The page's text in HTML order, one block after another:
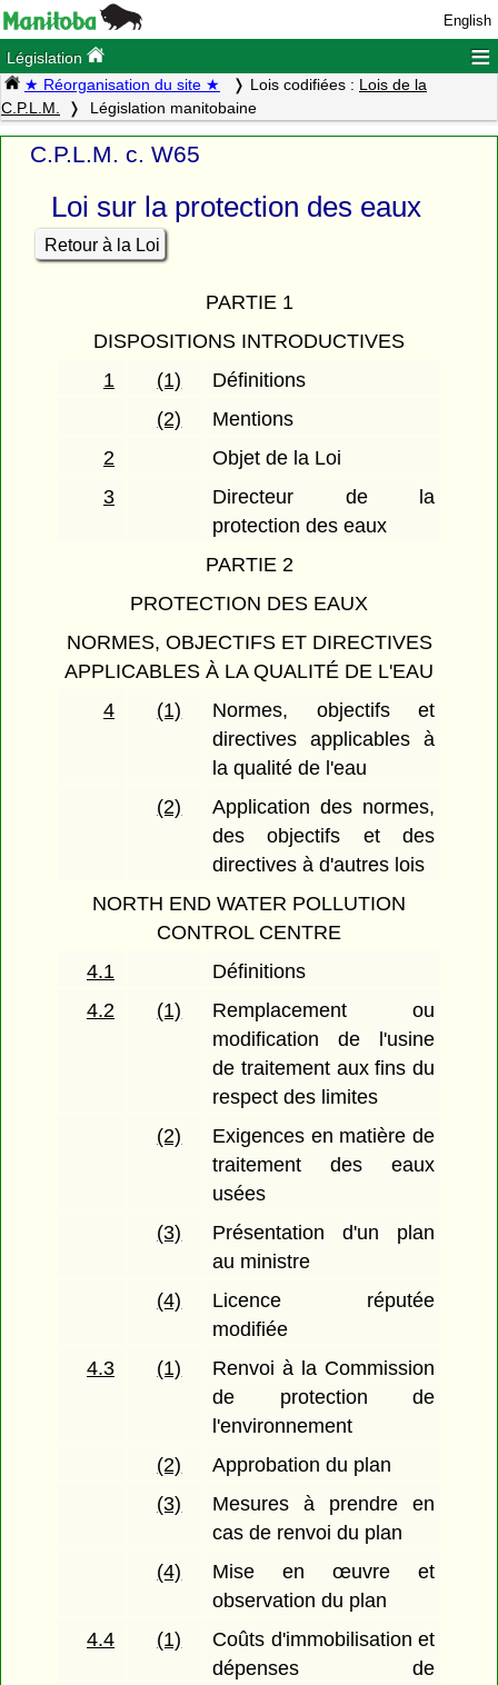
English
Législation ≡
★ Réorganisation du site ★ Lois codifiées : Lois de la
C.P.L.M.
Législation manitobaine
C.P.L.M. c. W65
Loi sur la protection des eaux
Retour à la Loi
PARTIE 1
DISPOSITIONS INTRODUCTIVES
1
(1)
Définitions
(2)
Mentions
2
Objet de la Loi
3
Directeur de la
protection des eaux
PARTIE 2
PROTECTION DES EAUX
NORMES, OBJECTIFS ET DIRECTIVES
APPLICABLES À LA QUALITÉ DE L'EAU
4
(1)
Normes, objectifs et
directives applicables à
la qualité de l'eau
(2)
Application des normes,
des objectifs et des
directives à d'autres lois
NORTH END WATER POLLUTION
CONTROL CENTRE
4.1
Définitions
4.2
(1)
Remplacement ou
modification de l'usine
de traitement aux fins du
respect des limites
(2)
Exigences en matière de
traitement des eaux
usées
(3)
Présentation d'un plan
au ministre
(4)
Licence réputée
modifiée
4.3
(1)
Renvoi à la Commission
de protection de
l'environnement
(2)
Approbation du plan
(3)
Mesures à prendre en
cas de renvoi du plan
(4)
Mise en œuvre et
observation du plan
4.4
(1)
Coûts d'immobilisation et
dépenses de